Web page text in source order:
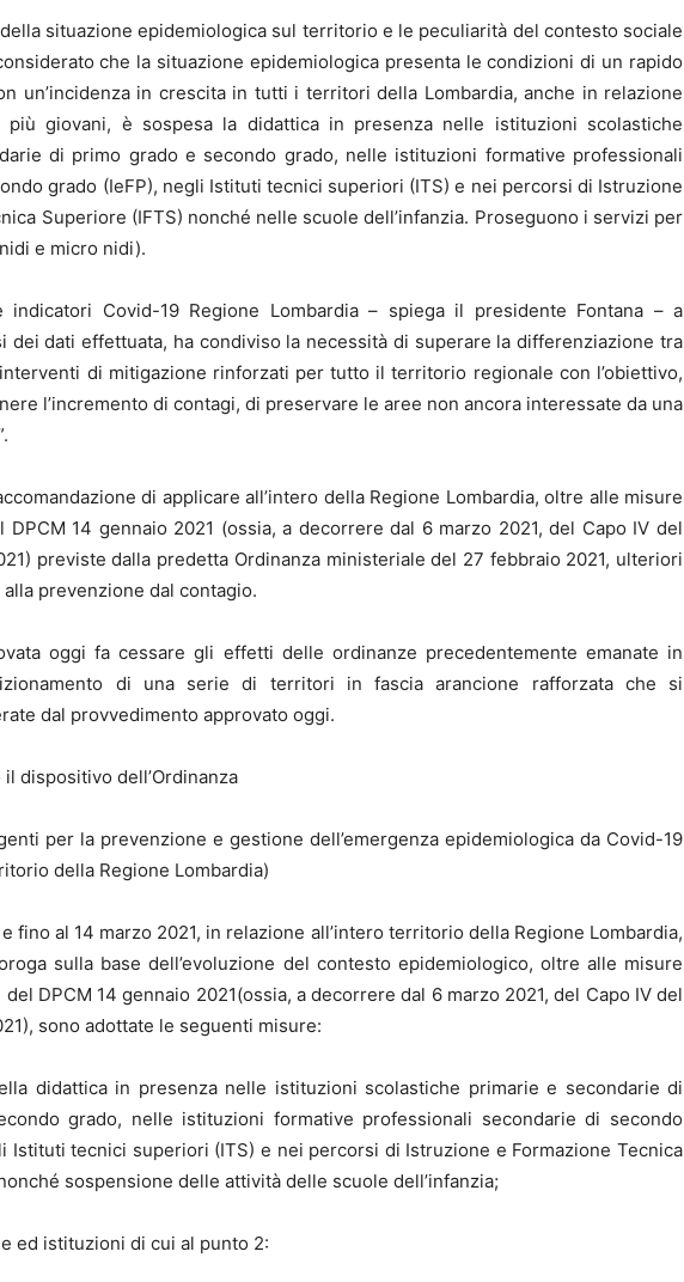
della situazione epidemiologica sul territorio e le peculiarità del contesto sociale
che la situazione epidemiologica presenta le condizioni di un rapido
un’incidenza in crescita in tutti i territori della Lombardia, anche in relazione
giovani, è sospesa la didattica in presenza nelle istituzioni scolastiche
di primo grado e secondo grado, nelle istituzioni formative professionali
grado (IeFP), negli Istituti tecnici superiori (ITS) e nei percorsi di Istruzione
Superiore (IFTS) nonché nelle scuole dell’infanzia. Proseguono i servizi per
e micro nidi).
indicatori Covid-19 Regione Lombardia – spiega il presidente Fontana – a
dei dati effettuata, ha condiviso la necessità di superare la differenziazione tra
di mitigazione rinforzati per tutto il territorio regionale con l’obiettivo,
l’incremento di contagi, di preservare le aree non ancora interessate da una
di applicare all’intero della Regione Lombardia, oltre alle misure
DPCM 14 gennaio 2021 (ossia, a decorrere dal 6 marzo 2021, del Capo IV del
previste dalla predetta Ordinanza ministeriale del 27 febbraio 2021, ulteriori
prevenzione dal contagio.
oggi fa cessare gli effetti delle ordinanze precedentemente emanate in
di una serie di territori in fascia arancione rafforzata che si
dal provvedimento approvato oggi.
dispositivo dell’Ordinanza
per la prevenzione e gestione dell’emergenza epidemiologica da Covid-19
della Regione Lombardia)
fino al 14 marzo 2021, in relazione all’intero territorio della Regione Lombardia,
sulla base dell’evoluzione del contesto epidemiologico, oltre alle misure
del DPCM 14 gennaio 2021(ossia, a decorrere dal 6 marzo 2021, del Capo IV del
sono adottate le seguenti misure:
didattica in presenza nelle istituzioni scolastiche primarie e secondarie di
grado, nelle istituzioni formative professionali secondarie di secondo
Istituti tecnici superiori (ITS) e nei percorsi di Istruzione e Formazione Tecnica
sospensione delle attività delle scuole dell’infanzia;
ed istituzioni di cui al punto 2: